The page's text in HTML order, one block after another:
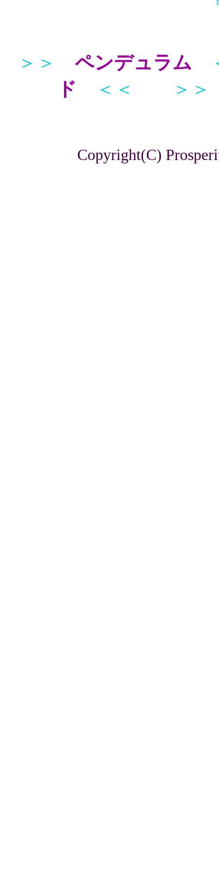
＞＞ ペンデュラム
ド
＜＜ ＞＞
Copyright(C)